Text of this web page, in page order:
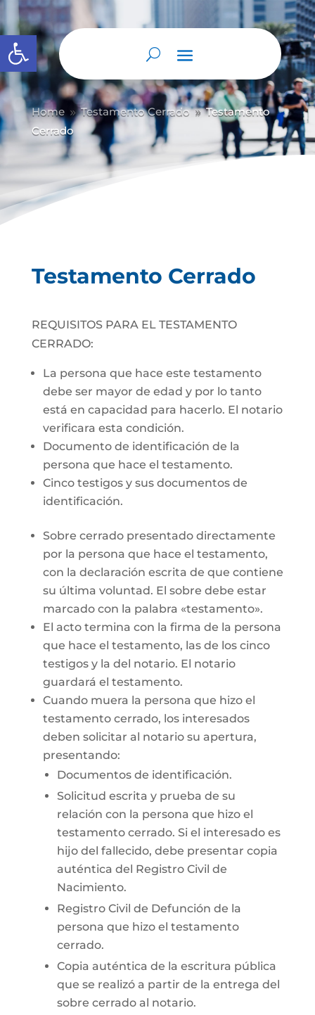
Abrir barra de herramientas
Home 9 Testamento Cerrado 9 Testamento
Cerrado
Testamento Cerrado
REQUISITOS PARA EL TESTAMENTO
CERRADO:
La persona que hace este testamento
debe ser mayor de edad y por lo tanto
está en capacidad para hacerlo. El notario
verificara esta condición.
Documento de identificación de la
persona que hace el testamento.
Cinco testigos y sus documentos de
identificación.
Sobre cerrado presentado directamente
por la persona que hace el testamento,
con la declaración escrita de que contiene
su última voluntad. El sobre debe estar
marcado con la palabra «testamento».
El acto termina con la firma de la persona
que hace el testamento, las de los cinco
testigos y la del notario. El notario
guardará el testamento.
Cuando muera la persona que hizo el
testamento cerrado, los interesados
deben solicitar al notario su apertura,
presentando:
Documentos de identificación.
Solicitud escrita y prueba de su
relación con la persona que hizo el
testamento cerrado. Si el interesado es
hijo del fallecido, debe presentar copia
auténtica del Registro Civil de
Nacimiento.
Registro Civil de Defunción de la
persona que hizo el testamento
cerrado.
Copia auténtica de la escritura pública
que se realizó a partir de la entrega del
sobre cerrado al notario.